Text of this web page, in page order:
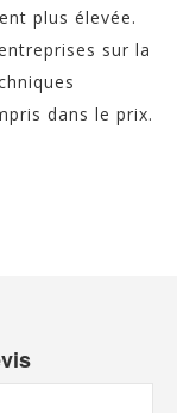
plus élevée.
sur la
dans le prix.